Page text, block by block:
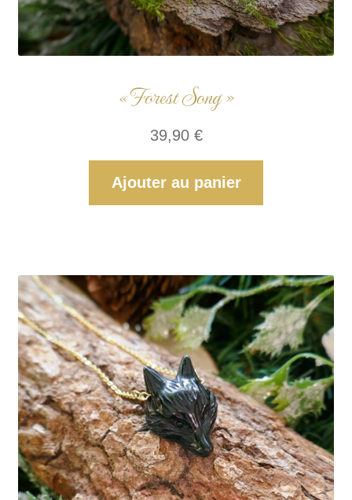
« Forest Song »
39,90 €
Ajouter au panier